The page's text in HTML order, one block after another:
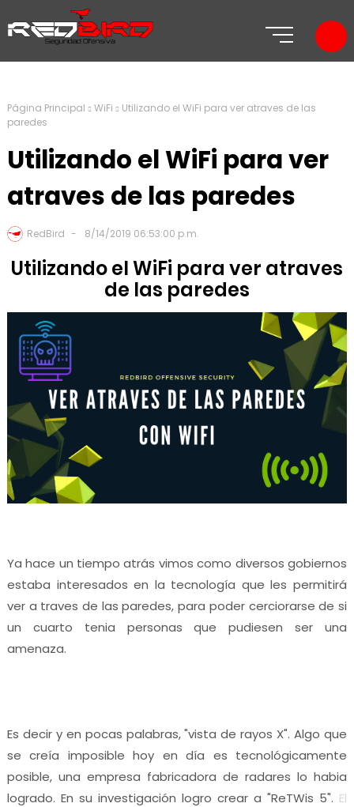
Página Principal WiFi
Utilizando el WiFi para ver atraves de las
paredes
Utilizando el WiFi para ver
atraves de las paredes
RedBird 8/14/2019 06:53:00 p.m.
Utilizando el WiFi para ver atraves
de las paredes
Ya hace un tiempo atrás vimos como diversos gobiernos
estaba interesados en la tecnología que les permitirá
ver a traves de las paredes, para poder cerciorarse de si
un cuarto tenia personas que pudiesen ser una
amenaza.
Es decir y en pocas palabras, "vista de rayos X". Algo que
se creía imposible hoy en día es tecnológicamente
posible, una empresa fabricadora de radares lo habia
logrado. En su investigación logro crear a "ReTWis 5". El